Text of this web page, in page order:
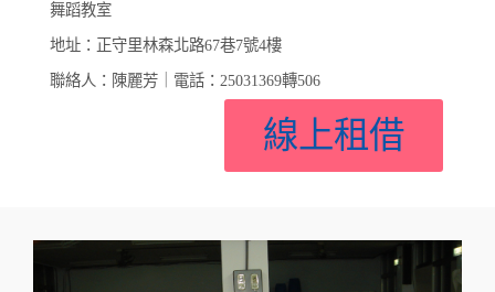
舞蹈教室
地址：正守里林森北路67巷7號4樓
聯絡人：陳麗芳｜電話：25031369轉506
線上租借